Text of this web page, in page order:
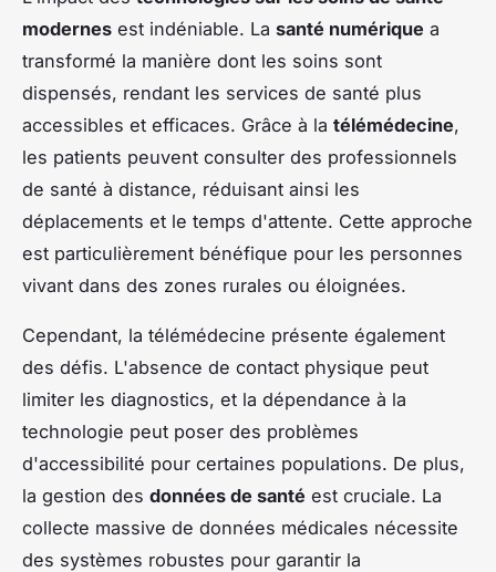
modernes est indéniable. La santé numérique a
transformé la manière dont les soins sont
dispensés, rendant les services de santé plus
accessibles et efficaces. Grâce à la télémédecine,
les patients peuvent consulter des professionnels
de santé à distance, réduisant ainsi les
déplacements et le temps d'attente. Cette approche
est particulièrement bénéfique pour les personnes
vivant dans des zones rurales ou éloignées.
Cependant, la télémédecine présente également
des défis. L'absence de contact physique peut
limiter les diagnostics, et la dépendance à la
technologie peut poser des problèmes
d'accessibilité pour certaines populations. De plus,
la gestion des données de santé est cruciale. La
collecte massive de données médicales nécessite
des systèmes robustes pour garantir la